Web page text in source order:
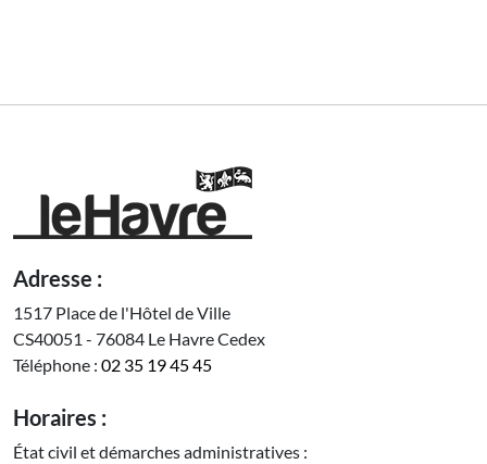
Adresse :
1517 Place de l'Hôtel de Ville
CS40051 - 76084 Le Havre Cedex
Téléphone : 02 35 19 45 45
Horaires :
État civil et démarches administratives :